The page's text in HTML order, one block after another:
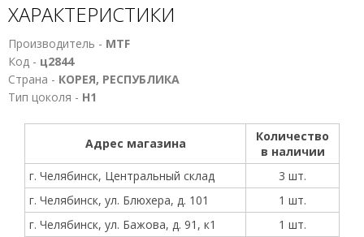
ХАРАКТЕРИСТИКИ
Производитель - MTF
Код - ц2844
Страна - КОРЕЯ, РЕСПУБЛИКА
Тип цоколя - Н1
Адрес магазина
Количество
в наличии
г. Челябинск, Центральный склад
3 шт.
г. Челябинск, ул. Блюхера, д. 101
1 шт.
г. Челябинск, ул. Бажова, д. 91, к1
1 шт.